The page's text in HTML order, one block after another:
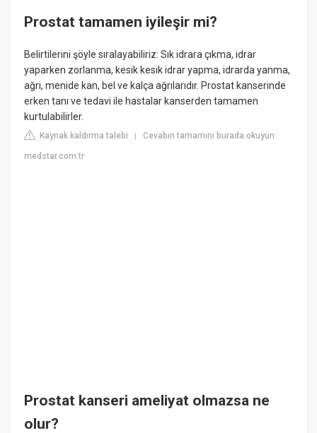
Prostat tamamen iyileşir mi?
Belirtilerini şöyle sıralayabiliriz: Sık idrara çıkma, idrar
yaparken zorlanma, kesik kesik idrar yapma, idrarda yanma,
ağrı, menide kan, bel ve kalça ağrılarıdır. Prostat kanserinde
erken tanı ve tedavi ile hastalar kanserden tamamen
kurtulabilirler.
Kaynak kaldırma talebi |Cevabın tamamını burada okuyun:
medstar.com.tr
Prostat kanseri ameliyat olmazsa ne
olur?